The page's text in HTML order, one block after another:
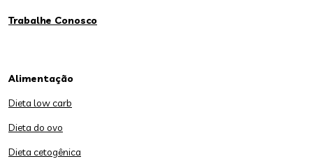
Trabalhe Conosco
Alimentação
Dieta low carb
Dieta do ovo
Dieta cetogênica